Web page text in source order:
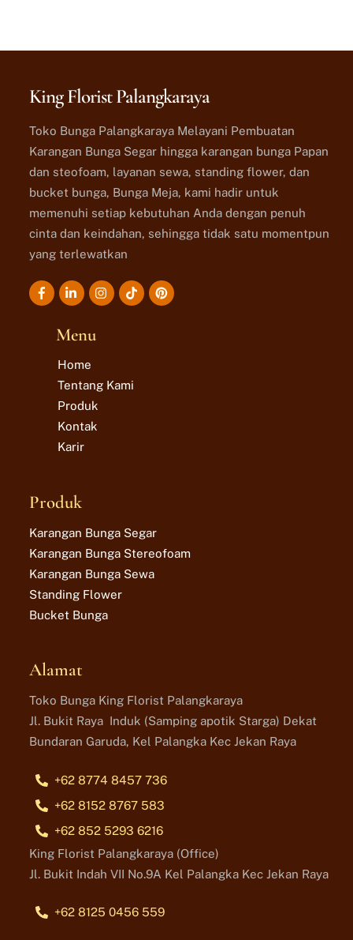
King Florist Palangkaraya
Toko Bunga Palangkaraya Melayani Pembuatan
Karangan Bunga Segar hingga karangan bunga Papan
dan steofoam, layanan sewa, standing flower, dan
bucket bunga, Bunga Meja, kami hadir untuk
memenuhi setiap kebutuhan Anda dengan penuh
cinta dan keindahan, sehingga tidak satu momentpun
yang terlewatkan
Icon
Icon Icon Icon
Menu
Home
Tentang Kami
Produk
Kontak
Karir
Produk
Karangan Bunga Segar
Karangan Bunga Stereofoam
Karangan Bunga Sewa
Standing Flower
Bucket Bunga
Alamat
Toko Bunga King Florist Palangkaraya
Jl. Bukit Raya Induk (Samping apotik Starga) Dekat
Bundaran Garuda, Kel Palangka Kec Jekan Raya
+62 8774 8457 736
+62 8152 8767 583
+62 852 5293 6216
King Florist Palangkaraya (Office)
Jl. Bukit Indah VII No.9A Kel Palangka Kec Jekan Raya
+62 8125 0456 559